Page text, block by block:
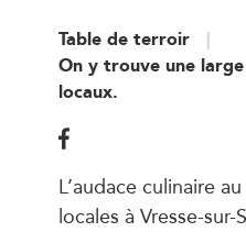
Table de terroir
On y trouve une
locaux.
L’audace culinaire
locales à Vresse-sur-